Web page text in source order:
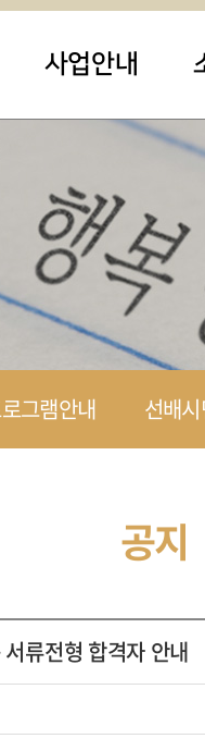
사업안내
그램안내 선배
공지
류전형 합격자 안내